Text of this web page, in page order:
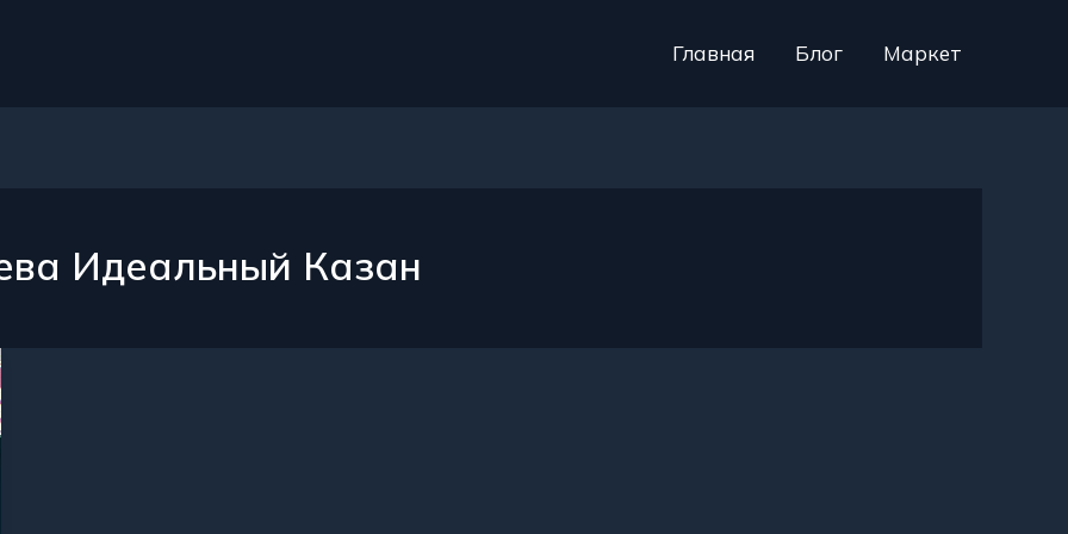
Главная Блог Маркет
Идеальный Казан